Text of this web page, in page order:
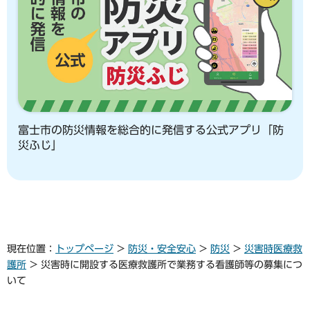
富士市の防災情報を総合的に発信する公式アプリ「防
災ふじ」
現在位置： トップページ > 防災・安全安心 > 防災 > 災害時医療救
護所 > 災害時に開設する医療救護所で業務する看護師等の募集につ
いて